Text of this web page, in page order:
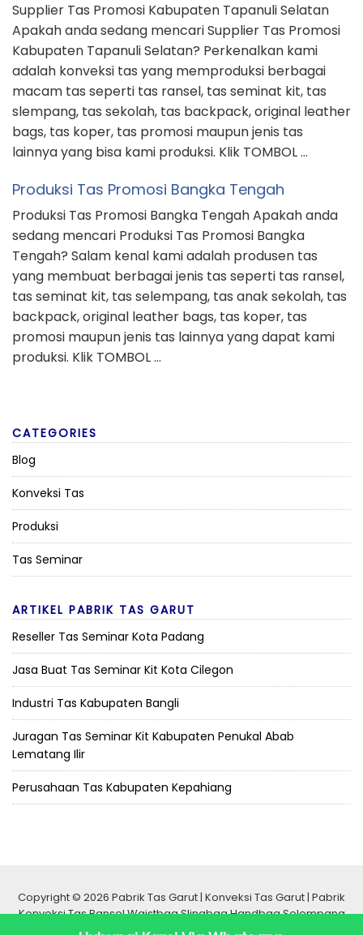
Supplier Tas Promosi Kabupaten Tapanuli Selatan
Apakah anda sedang mencari Supplier Tas Promosi
Kabupaten Tapanuli Selatan? Perkenalkan kami
adalah konveksi tas yang memproduksi berbagai
macam tas seperti tas ransel, tas seminat kit, tas
slempang, tas sekolah, tas backpack, original leather
bags, tas koper, tas promosi maupun jenis tas
lainnya yang bisa kami produksi. Klik TOMBOL …
Produksi Tas Promosi Bangka Tengah
Produksi Tas Promosi Bangka Tengah Apakah anda
sedang mencari Produksi Tas Promosi Bangka
Tengah? Salam kenal kami adalah produsen tas
yang membuat berbagai jenis tas seperti tas ransel,
tas seminat kit, tas selempang, tas anak sekolah, tas
backpack, original leather bags, tas koper, tas
promosi maupun jenis tas lainnya yang dapat kami
produksi. Klik TOMBOL …
CATEGORIES
Blog
Konveksi Tas
Produksi
Tas Seminar
ARTIKEL PABRIK TAS GARUT
Reseller Tas Seminar Kota Padang
Jasa Buat Tas Seminar Kit Kota Cilegon
Industri Tas Kabupaten Bangli
Juragan Tas Seminar Kit Kabupaten Penukal Abab
Lematang Ilir
Perusahaan Tas Kabupaten Kepahiang
Copyright © 2026 Pabrik Tas Garut | Konveksi Tas Garut | Pabrik
Konveksi Tas Ransel Waistbag Slingbag Handbag Selempang
Seminar Promosi Murah Berkualitas